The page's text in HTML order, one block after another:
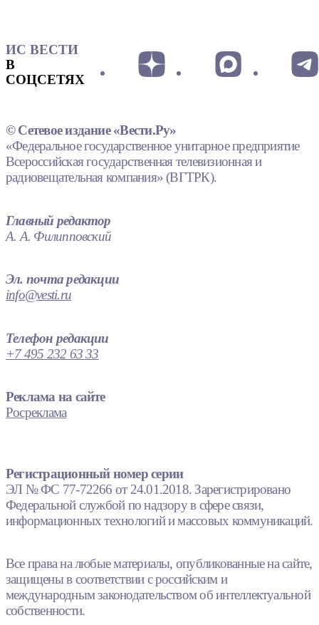
ИС ВЕСТИ
В
СОЦСЕТЯХ
© Сетевое издание «Вести.Ру»
«Федеральное государственное унитарное предприятие
Всероссийская государственная телевизионная и
радиовещательная компания» (ВГТРК).
Главный редактор
А. А. Филипповский
Эл. почта редакции
info@vesti.ru
Телефон редакции
+7 495 232 63 33
Реклама на сайте
Росреклама
Регистрационный номер серии
ЭЛ № ФС 77-72266 от 24.01.2018. Зарегистрировано
Федеральной службой по надзору в сфере связи,
информационных технологий и массовых коммуникаций.
Все права на любые материалы, опубликованные на сайте,
защищены в соответствии с российским и
международным законодательством об интеллектуальной
собственности.